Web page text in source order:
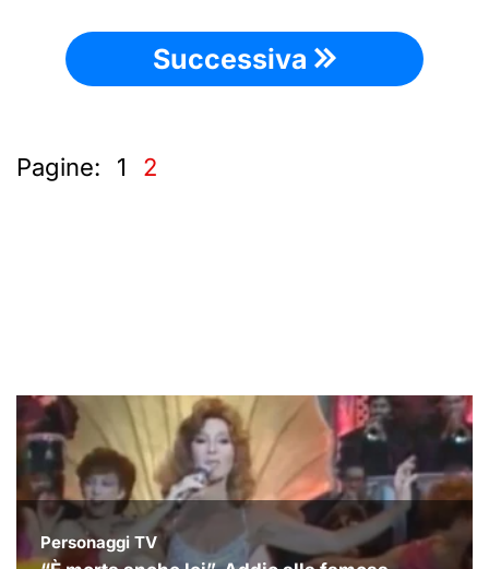
Successiva
Pagine: 1 2